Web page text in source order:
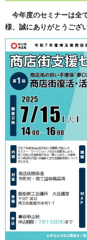
今年度のセミナーは全
様、誠にありがとうござ